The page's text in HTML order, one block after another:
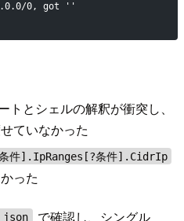
0, got ''
とシェルの解釈が衝突し、
ていなかった
件].IpRanges[?条件].CidrIp
った
で確認し、シングル